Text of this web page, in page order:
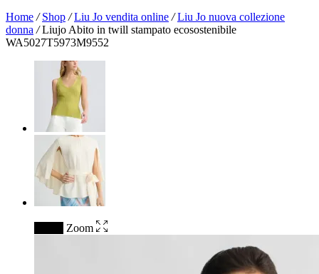
Home / Shop / Liu Jo vendita online / Liu Jo nuova collezione
donna /Liujo Abito in twill stampato ecosostenibile
WA5027T5973M9552
Zoom